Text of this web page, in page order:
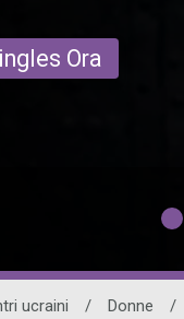
Ora
ucraini / Donne /